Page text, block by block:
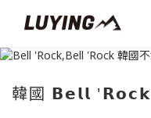
韓國 𝗕𝗲𝗹𝗹 '𝗥𝗼𝗰𝗸